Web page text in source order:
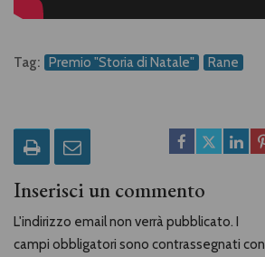
Tag: Premio "Storia di Natale" Rane
Inserisci un commento
L'indirizzo email non verrà pubblicato. I
campi obbligatori sono contrassegnati con